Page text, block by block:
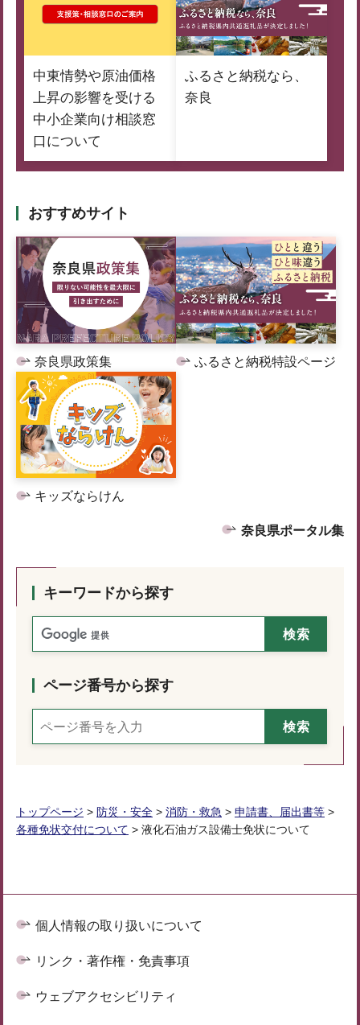
中東情勢や原油価格
上昇の影響を受ける
中小企業向け相談窓
口について
ふるさと納税なら、
奈良
おすすめサイト
奈良県政策集 ふるさと納税特設ページ
キッズならけん
奈良県ポータル集
キーワードから探す
ページ番号から探す
トップページ > 防災・安全 > 消防・救急 > 申請書、届出書等 >
各種免状交付について > 液化石油ガス設備士免状について
個人情報の取り扱いについて
リンク・著作権・免責事項
ウェブアクセシビリティ